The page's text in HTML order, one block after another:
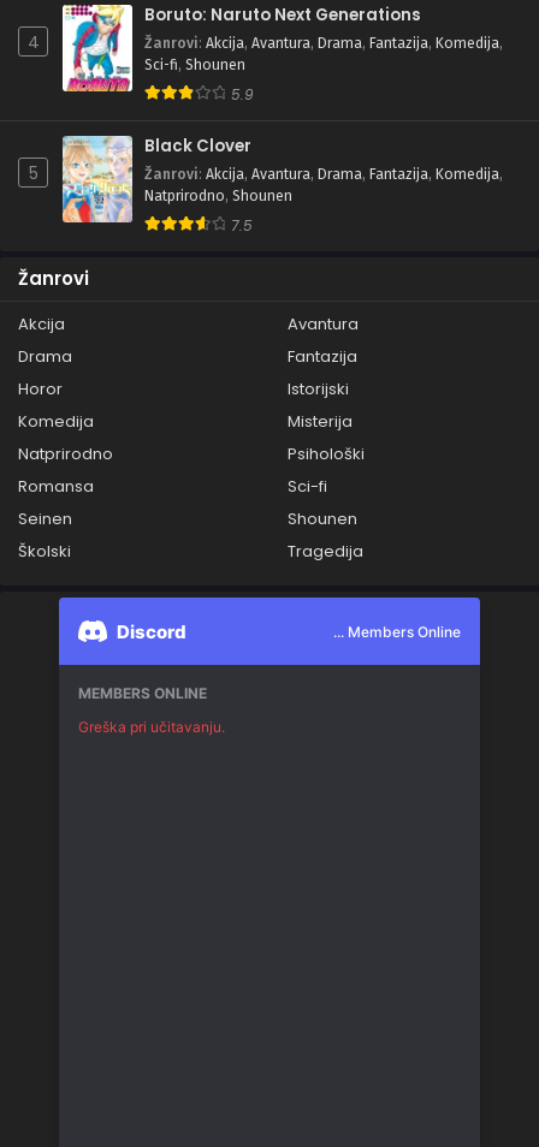
4
Boruto: Naruto Next Generations
Žanrovi: Akcija, Avantura, Drama, Fantazija, Komedija,
Sci-fi, Shounen
5.9
5
Black Clover
Žanrovi: Akcija, Avantura, Drama, Fantazija, Komedija,
Natprirodno, Shounen
7.5
Žanrovi
Akcija
Avantura
Drama
Fantazija
Horor
Istorijski
Komedija
Misterija
Natprirodno
Psihološki
Romansa
Sci-fi
Seinen
Shounen
Školski
Tragedija
Discord ... Members Online
MEMBERS ONLINE
Greška pri učitavanju.